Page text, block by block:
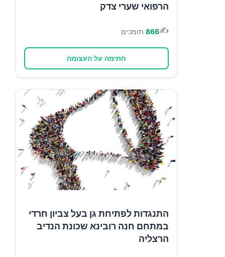
הרפואי שערי צדק
✍️
866 תומכים
חתימה על העצומה
התנגדות לפתיחת גן בעל צביון חרדי
במתחם חנה רובינא שכונת הנדיב
הרצליה